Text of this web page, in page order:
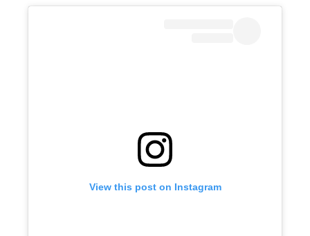
View this post on Instagram